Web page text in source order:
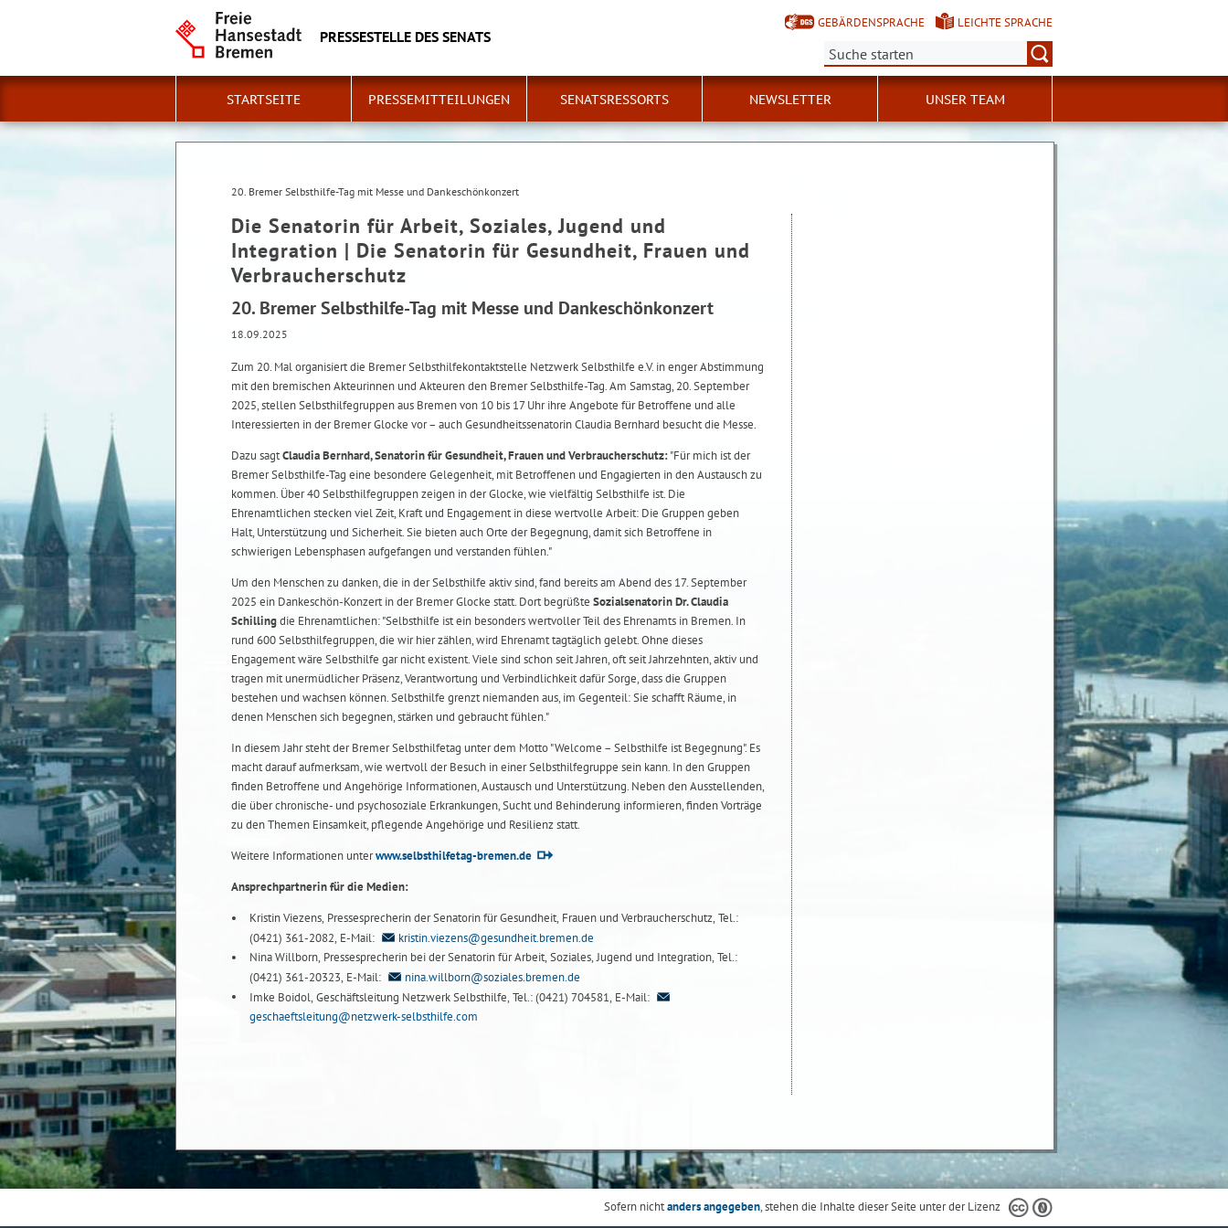
PRESSESTELLE DES SENATS
GEBÄRDENSPRACHE
LEICHTE SPRACHE
Suche:
STARTSEITE PRESSEMITTEILUNGEN SENATSRESSORTS NEWSLETTER UNSER TEAM
20. Bremer Selbsthilfe-Tag mit Messe und Dankeschönkonzert
Die Senatorin für Arbeit, Soziales, Jugend und
Integration | Die Senatorin für Gesundheit, Frauen und
Verbraucherschutz
20. Bremer Selbsthilfe-Tag mit Messe und Dankeschönkonzert
18.09.2025
Zum 20. Mal organisiert die Bremer Selbsthilfekontaktstelle Netzwerk Selbsthilfe e.V. in enger Abstimmung
mit den bremischen Akteurinnen und Akteuren den Bremer Selbsthilfe-Tag. Am Samstag, 20. September
2025, stellen Selbsthilfegruppen aus Bremen von 10 bis 17 Uhr ihre Angebote für Betroffene und alle
Interessierten in der Bremer Glocke vor – auch Gesundheitssenatorin Claudia Bernhard besucht die Messe.
Dazu sagtClaudia Bernhard, Senatorin für Gesundheit, Frauen und Verbraucherschutz:"Für mich ist der
Bremer Selbsthilfe-Tag eine besondere Gelegenheit, mit Betroffenen und Engagierten in den Austausch zu
kommen. Über 40 Selbsthilfegruppen zeigen in der Glocke, wie vielfältig Selbsthilfe ist. Die
Ehrenamtlichen stecken viel Zeit, Kraft und Engagement in diese wertvolle Arbeit: Die Gruppen geben
Halt, Unterstützung und Sicherheit. Sie bieten auch Orte der Begegnung, damit sich Betroffene in
schwierigen Lebensphasen aufgefangen und verstanden fühlen."
Um den Menschen zu danken, die in der Selbsthilfe aktiv sind, fand bereits am Abend des 17. September
2025 ein Dankeschön-Konzert in der Bremer Glocke statt. Dort begrüßte Sozialsenatorin Dr. Claudia
Schillingdie Ehrenamtlichen: "Selbsthilfe ist ein besonders wertvoller Teil des Ehrenamts in Bremen. In
rund 600 Selbsthilfegruppen, die wir hier zählen, wird Ehrenamt tagtäglich gelebt. Ohne dieses
Engagement wäre Selbsthilfe gar nicht existent. Viele sind schon seit Jahren, oft seit Jahrzehnten, aktiv und
tragen mit unermüdlicher Präsenz, Verantwortung und Verbindlichkeit dafür Sorge, dass die Gruppen
bestehen und wachsen können. Selbsthilfe grenzt niemanden aus, im Gegenteil: Sie schafft Räume, in
denen Menschen sich begegnen, stärken und gebraucht fühlen."
In diesem Jahr steht der Bremer Selbsthilfetag unter dem Motto "Welcome – Selbsthilfe ist Begegnung". Es
macht darauf aufmerksam, wie wertvoll der Besuch in einer Selbsthilfegruppe sein kann. In den Gruppen
finden Betroffene und Angehörige Informationen, Austausch und Unterstützung. Neben den Ausstellenden,
die über chronische- und psychosoziale Erkrankungen, Sucht und Behinderung informieren, finden Vorträge
zu den Themen Einsamkeit, pflegende Angehörige und Resilienz statt.
Weitere Informationen unterwww.selbsthilfetag-bremen.de
Ansprechpartnerin für die Medien:
Kristin Viezens, Pressesprecherin der Senatorin für Gesundheit, Frauen und Verbraucherschutz, Tel.:
(0421) 361-2082, E-Mail:
kristin.viezens@gesundheit.bremen.de
Nina Willborn, Pressesprecherin bei der Senatorin für Arbeit, Soziales, Jugend und Integration, Tel.:
(0421) 361-20323, E-Mail:
nina.willborn@soziales.bremen.de
Imke Boidol, Geschäftsleitung Netzwerk Selbsthilfe, Tel.: (0421) 704581, E-Mail:
geschaeftsleitung@netzwerk-selbsthilfe.com
Sofern nichtanders angegeben, stehen die Inhalte dieser Seite unter der Lizenz